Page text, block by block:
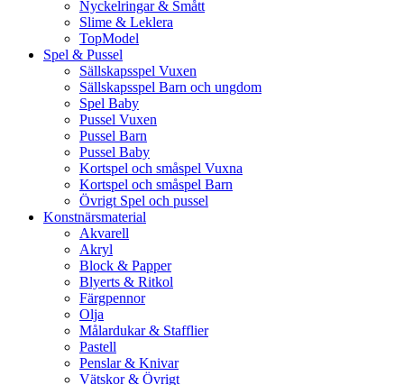
Nyckelringar & Smått
Slime & Leklera
TopModel
Spel & Pussel
Sällskapsspel Vuxen
Sällskapsspel Barn och ungdom
Spel Baby
Pussel Vuxen
Pussel Barn
Pussel Baby
Kortspel och småspel Vuxna
Kortspel och småspel Barn
Övrigt Spel och pussel
Konstnärsmaterial
Akvarell
Akryl
Block & Papper
Blyerts & Ritkol
Färgpennor
Olja
Målardukar & Stafflier
Pastell
Penslar & Knivar
Vätskor & Övrigt